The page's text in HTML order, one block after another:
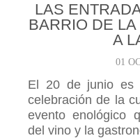
LAS
BARRIO DE
A
01
El 20 de junio es
celebración de la
evento enológico
del vino y la